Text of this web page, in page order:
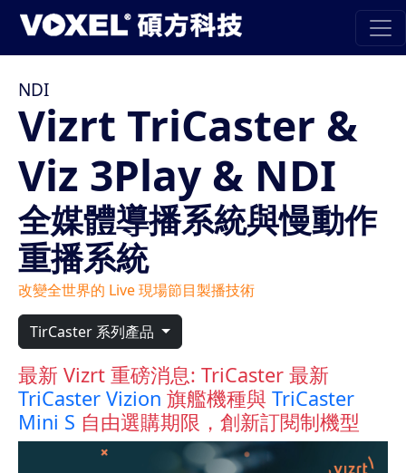
NDI
Vizrt TriCaster &
Viz 3Play & NDI
全媒體導播系統與慢動作
重播系統
改變全世界的 Live 現場節目製播技術
TirCaster 系列產品
最新 Vizrt 重磅消息: TriCaster 最新
TriCaster Vizion 旗艦機種與 TriCaster
Mini S 自由選購期限，創新訂閱制機型